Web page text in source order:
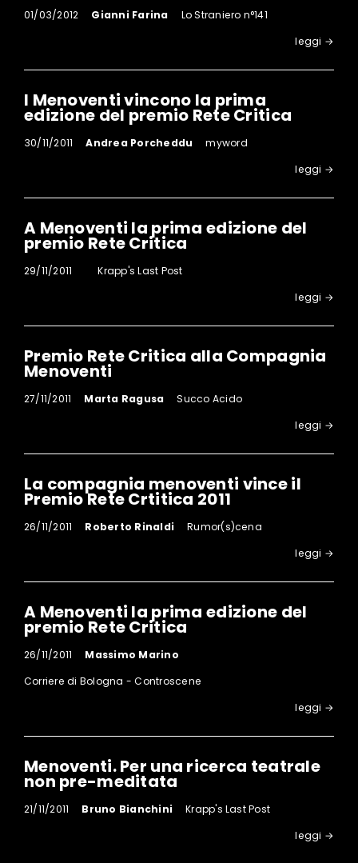
01/03/2012 Gianni Farina
Lo Straniero n°141
leggi →
I Menoventi vincono la prima
edizione del premio Rete Critica
30/11/2011 Andrea Porcheddu
myword
leggi →
A Menoventi la prima edizione del
premio Rete Critica
29/11/2011
Krapp's Last Post
leggi →
Premio Rete Critica alla Compagnia
Menoventi
27/11/2011 Marta Ragusa
Succo Acido
leggi →
La compagnia menoventi vince il
Premio Rete Crtitica 2011
26/11/2011 Roberto Rinaldi
Rumor(s)cena
leggi →
A Menoventi la prima edizione del
premio Rete Critica
26/11/2011
Massimo Marino
Corriere di Bologna - Controscene
leggi →
Menoventi. Per una ricerca teatrale
non pre-meditata
21/11/2011 Bruno Bianchini
Krapp's Last Post
leggi →